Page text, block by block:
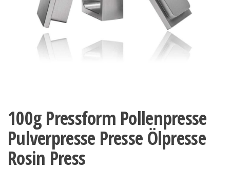
100g Pressform Pollenpresse
Pulverpresse Presse Ölpresse
Rosin Press